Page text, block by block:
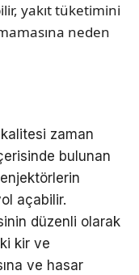
yakıt tüketimini
neden
kalitesi zaman
bulunan
açabilir.
düzenli olarak
kir ve
ve hasar